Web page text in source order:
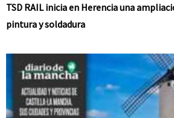
TSD RAIL inicia en Herencia una
pintura y soldadura